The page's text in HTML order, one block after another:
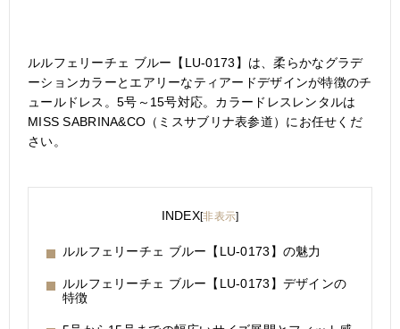
ルルフェリーチェ ブルー【LU-0173】は、柔らかなグラデ
ーションカラーとエアリーなティアードデザインが特徴のチ
ュールドレス。5号～15号対応。カラードレスレンタルは
MISS SABRINA&CO（ミスサブリナ表参道）にお任せくだ
さい。
INDEX[非表示]
ルルフェリーチェ ブルー【LU-0173】の魅力
ルルフェリーチェ ブルー【LU-0173】デザインの
特徴